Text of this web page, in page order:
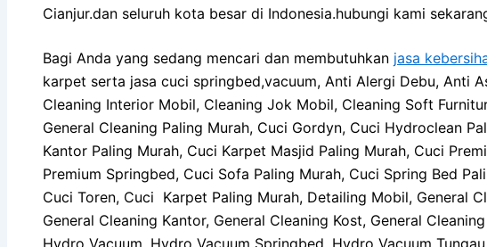
Cianjur.dan seluruh kota besar di Indonesia.hubungi kami
Bagi Anda yang sedang mencari dan membutuhkan jasa
karpet serta jasa cuci springbed,vacuum, Anti Alergi Debu, Anti
Cleaning Interior Mobil, Cleaning Jok Mobil, Cleaning Soft
General Cleaning Paling Murah, Cuci Gordyn, Cuci Hydroclean
Kantor Paling Murah, Cuci Karpet Masjid Paling Murah, Cuci
Premium Springbed, Cuci Sofa Paling Murah, Cuci Spring Bed
Cuci Toren, Cuci Karpet Paling Murah, Detailing Mobil, General
General Cleaning Kantor, General Cleaning Kost, General
Hydro Vacuum, Hydro Vacuum Springbed, Hydro Vacuum